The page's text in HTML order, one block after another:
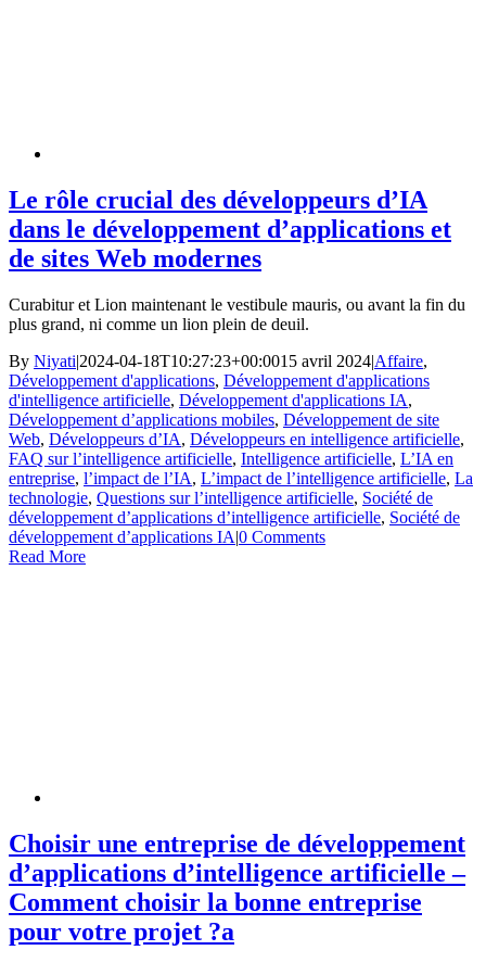
Le rôle crucial des développeurs d’IA
dans le développement d’applications et
de sites Web modernes
Curabitur et Lion maintenant le vestibule mauris, ou avant la fin du
plus grand, ni comme un lion plein de deuil.
By Niyati|2024-04-18T10:27:23+00:0015 avril 2024|Affaire,
Développement d'applications, Développement d'applications
d'intelligence artificielle, Développement d'applications IA,
Développement d’applications mobiles, Développement de site
Web, Développeurs d’IA, Développeurs en intelligence artificielle,
FAQ sur l’intelligence artificielle, Intelligence artificielle, L’IA en
entreprise, l’impact de l’IA, L’impact de l’intelligence artificielle, La
technologie, Questions sur l’intelligence artificielle, Société de
développement d’applications d’intelligence artificielle, Société de
développement d’applications IA|0 Comments
Read More
Choisir une entreprise de développement
d’applications d’intelligence artificielle –
Comment choisir la bonne entreprise
pour votre projet ?a